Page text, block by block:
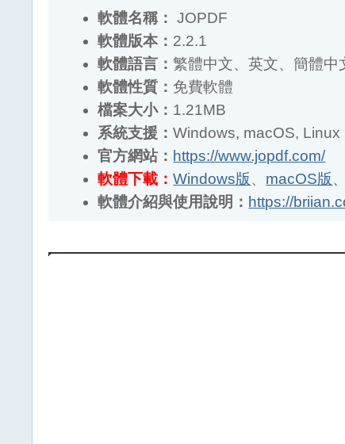
軟體版本：2.2.1
軟體語言：繁體中文、英文、簡體中文…
軟體性質：免費軟體
檔案大小：1.21MB
系統支援： Windows, macOS, Linux
官方網站：https://www.jopdf.com/
軟體下載： Windows版 macOS版 、
軟體介紹與使用說明： https://